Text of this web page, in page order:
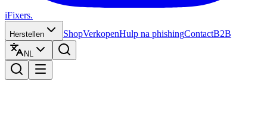
iFixers.
Herstellen ShopVerkopenHulp na phishingContactB2B
NL